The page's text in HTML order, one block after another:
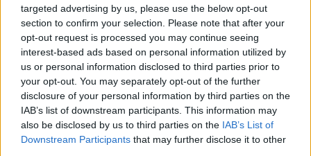
targeted advertising by us, please use the below opt-out
section to confirm your selection. Please note that after your
opt-out request is processed you may continue seeing
interest-based ads based on personal information utilized by
us or personal information disclosed to third parties prior to
your opt-out. You may separately opt-out of the further
disclosure of your personal information by third parties on the
IAB’s list of downstream participants. This information may
also be disclosed by us to third parties on the IAB’s List of
Downstream Participants that may further disclose it to other